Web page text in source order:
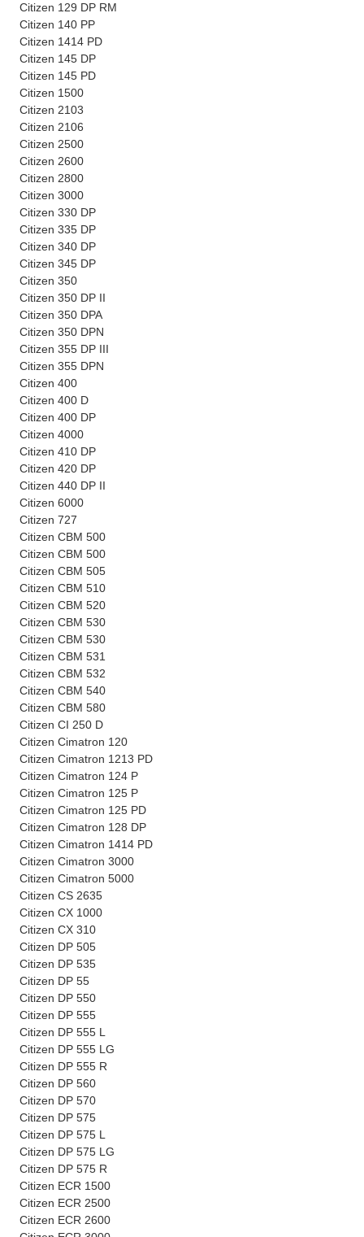
Citizen 129 DP RM
Citizen 140 PP
Citizen 1414 PD
Citizen 145 DP
Citizen 145 PD
Citizen 1500
Citizen 2103
Citizen 2106
Citizen 2500
Citizen 2600
Citizen 2800
Citizen 3000
Citizen 330 DP
Citizen 335 DP
Citizen 340 DP
Citizen 345 DP
Citizen 350
Citizen 350 DP II
Citizen 350 DPA
Citizen 350 DPN
Citizen 355 DP III
Citizen 355 DPN
Citizen 400
Citizen 400 D
Citizen 400 DP
Citizen 4000
Citizen 410 DP
Citizen 420 DP
Citizen 440 DP II
Citizen 6000
Citizen 727
Citizen CBM 500
Citizen CBM 500
Citizen CBM 505
Citizen CBM 510
Citizen CBM 520
Citizen CBM 530
Citizen CBM 530
Citizen CBM 531
Citizen CBM 532
Citizen CBM 540
Citizen CBM 580
Citizen CI 250 D
Citizen Cimatron 120
Citizen Cimatron 1213 PD
Citizen Cimatron 124 P
Citizen Cimatron 125 P
Citizen Cimatron 125 PD
Citizen Cimatron 128 DP
Citizen Cimatron 1414 PD
Citizen Cimatron 3000
Citizen Cimatron 5000
Citizen CS 2635
Citizen CX 1000
Citizen CX 310
Citizen DP 505
Citizen DP 535
Citizen DP 55
Citizen DP 550
Citizen DP 555
Citizen DP 555 L
Citizen DP 555 LG
Citizen DP 555 R
Citizen DP 560
Citizen DP 570
Citizen DP 575
Citizen DP 575 L
Citizen DP 575 LG
Citizen DP 575 R
Citizen ECR 1500
Citizen ECR 2500
Citizen ECR 2600